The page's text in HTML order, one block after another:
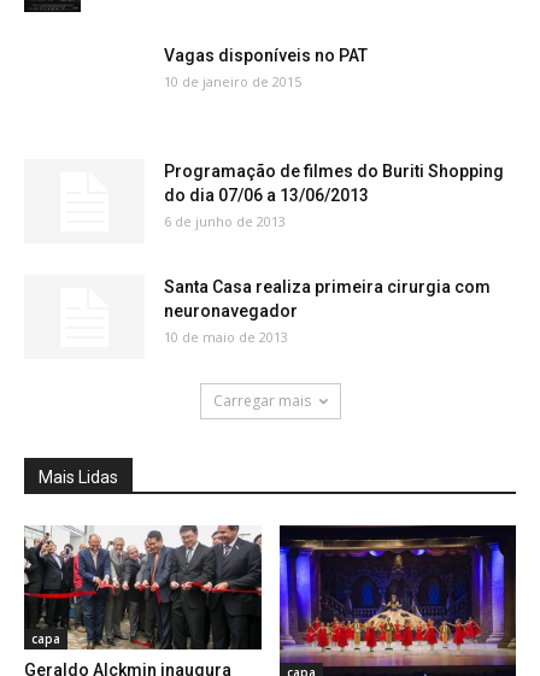
Vagas disponíveis no PAT
10 de janeiro de 2015
Programação de filmes do Buriti Shopping
do dia 07/06 a 13/06/2013
6 de junho de 2013
Santa Casa realiza primeira cirurgia com
neuronavegador
10 de maio de 2013
Carregar mais
Mais Lidas
capa
Geraldo Alckmin inaugura
capa